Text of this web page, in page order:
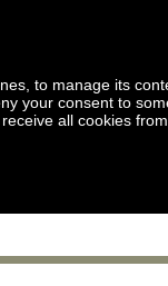
to manage its
your consent to
all cookies